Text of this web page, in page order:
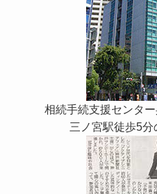
相続手続支援センター
三ノ宮駅徒歩5